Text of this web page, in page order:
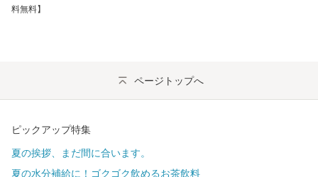
料無料】
ページトップへ
ピックアップ特集
夏の挨拶、まだ間に合います。
夏の水分補給に！ゴクゴク飲めるお茶飲料